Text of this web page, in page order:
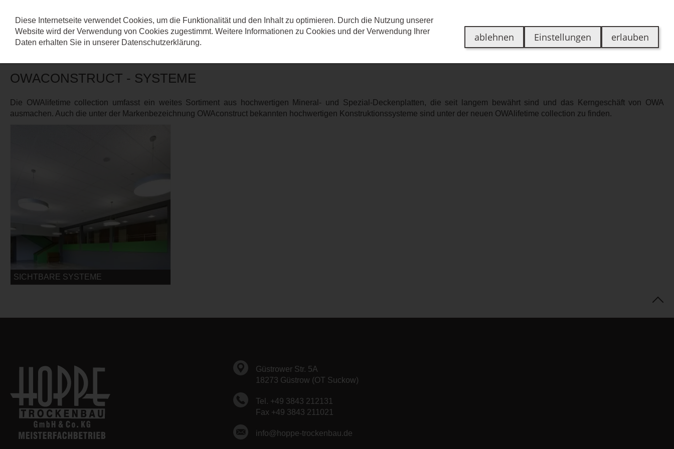
Leistungen Referenzen Über uns Jobs Kontakt Bewertungen
OWALIFETIME COLLECTION SYSTEME
OWACONSTRUCT - SYSTEME
Die OWAlifetime collection umfasst ein weites Sortiment aus hochwertigen Mineral- und Spezial-Deckenplatten, die seit langem bewährt sind und das Kerngeschäft von OWA
ausmachen. Auch die unter der Markenbezeichnung OWAconstruct bekannten hochwertigen Konstruktionssysteme sind unter der neuen OWAlifetime collection zu finden.
SICHTBARE SYSTEME
Güstrower Str. 5A
18273 Güstrow (OT Suckow)
Tel. +49 3843 212131
Fax +49 3843 211021
info@hoppe-trockenbau.de
Diese Internetseite verwendet Cookies, um die Funktionalität und den Inhalt zu optimieren. Durch die Nutzung unserer
Website wird der Verwendung von Cookies zugestimmt. Weitere Informationen zu Cookies und der Verwendung Ihrer
Daten erhalten Sie in unserer Datenschutzerklärung. ablehnen Einstellungen erlauben